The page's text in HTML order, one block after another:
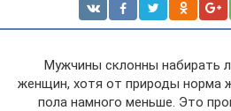
Мужчины склонны набирать
женщин, хотя от природы норма
пола намного меньше. Это